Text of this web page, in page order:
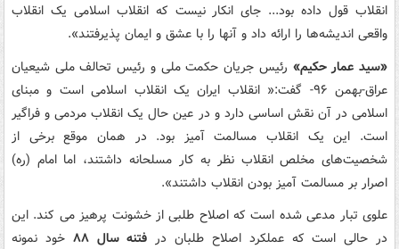
انقلاب قول داده بود... جای انکار نیست که انقلاب اسلامی یک انقلاب
واقعی اندیشه‌ها را ارائه داد و آنها را با عشق و ایمان پذیرفتند».
«سید عمار حکیم» رئیس جریان حکمت ملی و رئیس تحالف ملی شیعیان
عراق-بهمن ۹۶- گفت:« انقلاب ایران یک انقلاب اسلامی است و مبنای
اسلامی در آن نقش اساسی دارد و در عین حال یک انقلاب مردمی و فراگیر
است. این یک انقلاب مسالمت آمیز بود. در همان موقع برخی از
شخصیت‌های مخلص انقلاب نظر به کار مسلحانه داشتند، اما امام (ره)
اصرار بر مسالمت آمیز بودن انقلاب داشتند».
علوی تبار مدعی شده است که اصلاح طلبی از خشونت پرهیز می کند. این
در حالی است که عملکرد اصلاح طلبان در فتنه سال ۸۸
خود نمونه